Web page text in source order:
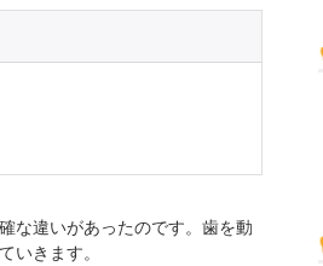
な違いがあったのです。歯を動
いきます。